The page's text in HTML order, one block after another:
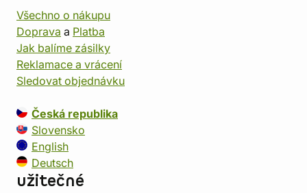
Všechno o nákupu
Doprava a Platba
Jak balíme zásilky
Reklamace a vrácení
Sledovat objednávku
Česká republika
Slovensko
English
Deutsch
užitečné